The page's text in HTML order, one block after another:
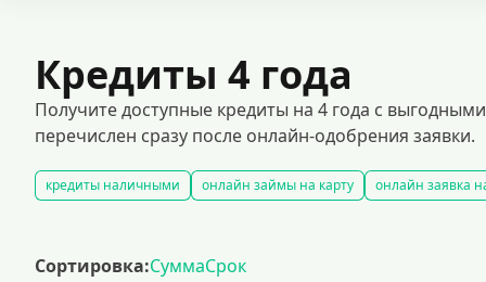
Кредиты 4 года
Получите доступные кредиты на 4 года с
перечислен сразу после онлайн-одобрения заявки.
кредиты наличными онлайн займы на карту
онлайн заявка
лучшие предложения по кредитованию с минимальными ставками
Сортировка:СуммаСрок